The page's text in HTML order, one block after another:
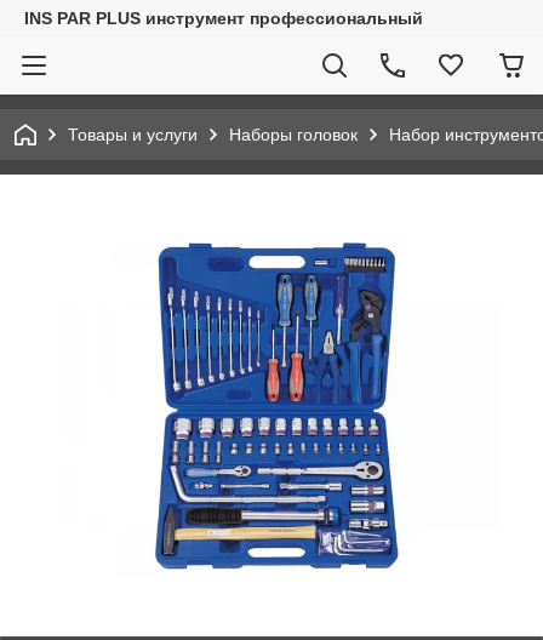
INS PAR PLUS инструмент профессиональный
Товары и услуги Наборы головок Набор